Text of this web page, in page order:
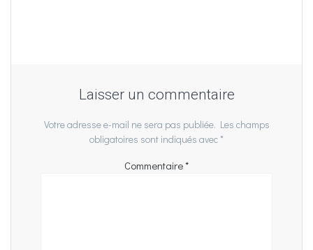
Laisser un commentaire
Votre adresse e-mail ne sera pas publiée. Les champs
obligatoires sont indiqués avec*
Commentaire*